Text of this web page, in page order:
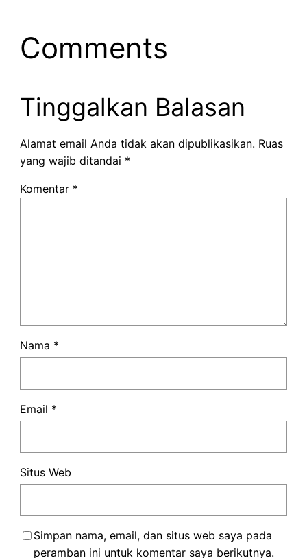
Comments
Tinggalkan Balasan
Alamat email Anda tidak akan dipublikasikan. Ruas
yang wajib ditandai *
Komentar *
Nama *
Email *
Situs Web
Simpan nama, email, dan situs web saya pada
peramban ini untuk komentar saya berikutnya.